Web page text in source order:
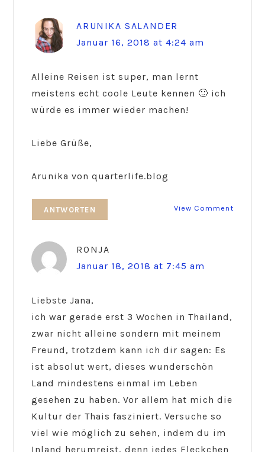
ARUNIKA SALANDER
Januar 16, 2018 at 4:24 am
Alleine Reisen ist super, man lernt
meistens echt coole Leute kennen 🙂 ich
würde es immer wieder machen!
Liebe Grüße,
Arunika von quarterlife.blog
View Comment
ANTWORTEN
RONJA
Januar 18, 2018 at 7:45 am
Liebste Jana,
ich war gerade erst 3 Wochen in Thailand,
zwar nicht alleine sondern mit meinem
Freund, trotzdem kann ich dir sagen: Es
ist absolut wert, dieses wunderschön
Land mindestens einmal im Leben
gesehen zu haben. Vor allem hat mich die
Kultur der Thais fasziniert. Versuche so
viel wie möglich zu sehen, indem du im
Inland herumreist, denn jedes Fleckchen